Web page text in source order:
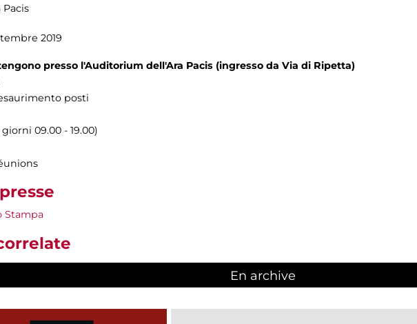
Pacis
2019
presso l'Auditorium dell'Ara Pacis (ingresso da Via di Ripetta)
posti
09.00 - 19.00)
Stampa
En archive